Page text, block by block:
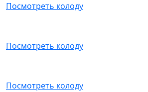
Посмотреть колоду
Посмотреть колоду
Посмотреть колоду